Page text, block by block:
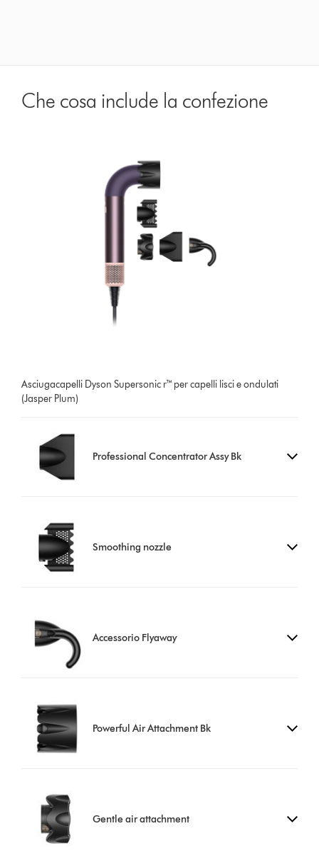
Che cosa include la confezione
Asciugacapelli Dyson Supersonic r™ per capelli lisci e ondulati
(Jasper Plum)
Professional Concentrator Assy Bk
Smoothing nozzle
Accessorio Flyaway
Powerful Air Attachment Bk
Gentle air attachment